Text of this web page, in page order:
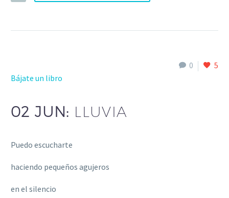
0
5
Bájate un libro
02 JUN: LLUVIA
Puedo escucharte
haciendo pequeños agujeros
en el silencio